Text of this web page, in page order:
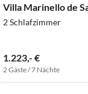
Villa Marinello de
2 Schlafzimmer
1.223,- €
2 Gäste / 7 Nächte